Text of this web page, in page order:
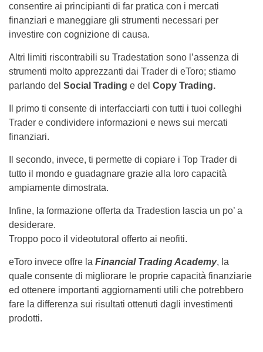
consentire ai principianti di far pratica con i mercati
finanziari e maneggiare gli strumenti necessari per
investire con cognizione di causa.
Altri limiti riscontrabili su Tradestation sono l’assenza di
strumenti molto apprezzanti dai Trader di eToro; stiamo
parlando del Social Trading e del Copy Trading.
Il primo ti consente di interfacciarti con tutti i tuoi colleghi
Trader e condividere informazioni e news sui mercati
finanziari.
Il secondo, invece, ti permette di copiare i Top Trader di
tutto il mondo e guadagnare grazie alla loro capacità
ampiamente dimostrata.
Infine, la formazione offerta da Tradestion lascia un po’ a
desiderare.
Troppo poco il videotutoral offerto ai neofiti.
eToro invece offre la Financial Trading Academy, la
quale consente di migliorare le proprie capacità finanziarie
ed ottenere importanti aggiornamenti utili che potrebbero
fare la differenza sui risultati ottenuti dagli investimenti
prodotti.